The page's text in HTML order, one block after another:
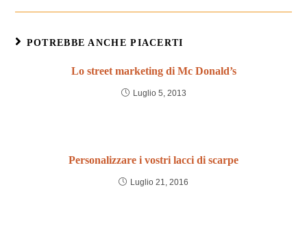
POTREBBE ANCHE PIACERTI
Lo street marketing di Mc Donald’s
Luglio 5, 2013
Personalizzare i vostri lacci di scarpe
Luglio 21, 2016